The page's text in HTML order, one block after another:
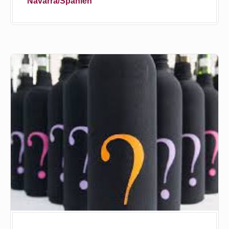
Piratenprobe
Riesling